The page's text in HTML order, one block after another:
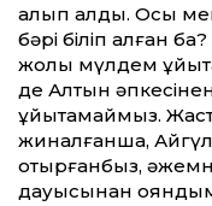
алып қалды. Осы
бәрі біліп алған
жолы мүлдем
де Алтын әпкесінен
ұйықтамаймыз.
жиналғанша, Айгүл
отырғанбыз,
дауысынан